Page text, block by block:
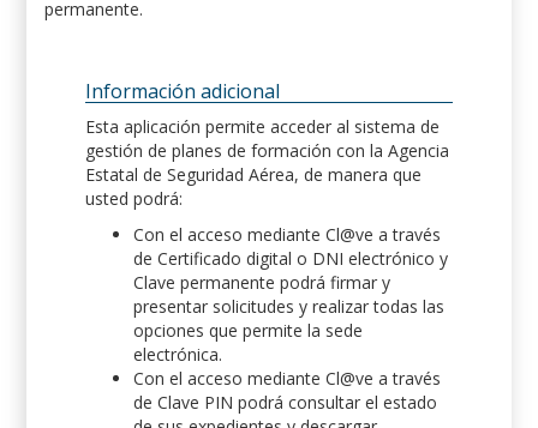
permanente.
Información adicional
Esta aplicación permite acceder al sistema de
gestión de planes de formación con la Agencia
Estatal de Seguridad Aérea, de manera que
usted podrá:
Con el acceso mediante Cl@ve a través
de Certificado digital o DNI electrónico y
Clave permanente podrá firmar y
presentar solicitudes y realizar todas las
opciones que permite la sede
electrónica.
Con el acceso mediante Cl@ve a través
de Clave PIN podrá consultar el estado